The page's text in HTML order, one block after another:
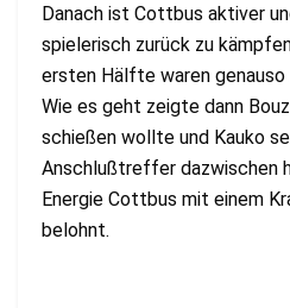
Danach ist Cottbus aktiver
spielerisch zurück zu
ersten Hälfte waren
Wie es geht zeigte dann
schießen wollte und Kauko
Anschlußtreffer dazwischen
Energie Cottbus mit einem
belohnt.